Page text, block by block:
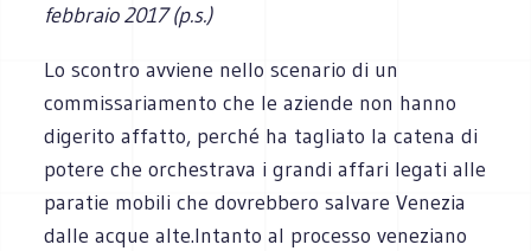
febbraio 2017 (p.s.)
Lo scontro avviene nello scenario di un
commissariamento che le aziende non hanno
digerito affatto, perché ha tagliato la catena di
potere che orchestrava i grandi affari legati alle
paratie mobili che dovrebbero salvare Venezia
dalle acque alte.Intanto al processo veneziano